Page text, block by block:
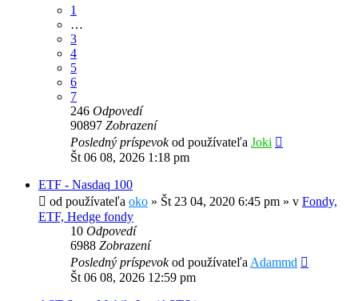
1
…
3
4
5
6
7
246 Odpovedí
90897 Zobrazení
Posledný príspevokod používateľa Joki
Št 06 08, 2026 1:18 pm
ETF - Nasdaq 100
od používateľa oko » Št 23 04, 2020 6:45 pm » v Fondy,
ETF, Hedge fondy
10 Odpovedí
6988 Zobrazení
Posledný príspevokod používateľaAdammd
Št 06 08, 2026 12:59 pm